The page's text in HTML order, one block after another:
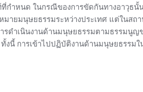
กำหนด ในกรณีของการขัดกันทางอาวุธ
มายมนุษยธรรมระหว่างประเทศ แต่ในส
ารดำเนินงานด้านมนุษยธรรมตามธรรมนูญ
งนี้ การเข้าไปปฏิบัติงานด้านมนุษยธรร